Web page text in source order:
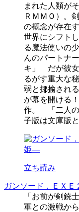
まれた人類が
ＲＭＭＯ）。
の概念が存在
世界にシフト
る魔法使いの
んのパートナ
キ」 だが彼
るがす重大な
弱と揶揄され
が幕を開ける
作。 「二人
子版は文庫版
立ち読み
ガンソード．ＥＸ
「お前が剣
軍との激戦か